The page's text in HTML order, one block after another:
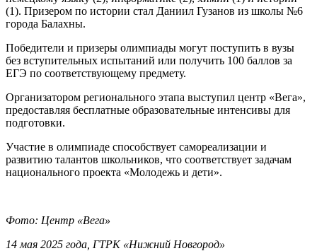
(1). Призером по истории стал Даниил Гузанов из школы №6
города Балахны.
Победители и призеры олимпиады могут поступить в вузы
без вступительных испытаний или получить 100 баллов за
ЕГЭ по соответствующему предмету.
Организатором регионального этапа выступил центр «Вега»,
предоставляя бесплатные образовательные интенсивы для
подготовки.
Участие в олимпиаде способствует самореализации и
развитию талантов школьников, что соответствует задачам
национального проекта «Молодежь и дети».
Фото: Центр «Вега»
14 мая 2025 года, ГТРК «Нижний Новгород»